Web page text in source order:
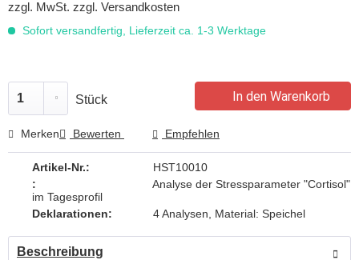
zzgl. MwSt. zzgl. Versandkosten
Sofort versandfertig, Lieferzeit ca. 1-3 Werktage
Stück In den Warenkorb
Merken Bewerten Empfehlen
Artikel-Nr.:
HST10010
:
Analyse der Stressparameter "Cortisol"
im Tagesprofil
Deklarationen:
4 Analysen, Material: Speichel
Beschreibung